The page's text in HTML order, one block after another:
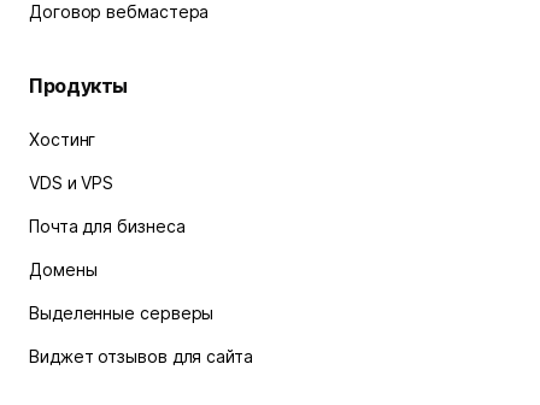
Договор вебмастера
Продукты
Хостинг
VDS и VPS
Почта для бизнеса
Домены
Выделенные серверы
Виджет отзывов для сайта